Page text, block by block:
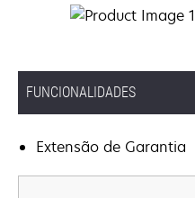
FUNCIONALIDADES
Extensão de Garantia